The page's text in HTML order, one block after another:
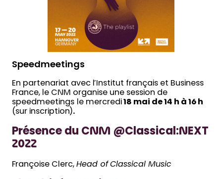
Speedmeetings
En partenariat avec l’Institut français et Business
France, le CNM organise une session de
speedmeetings
le mercredi18 mai de 14 h à 16 h
(sur inscription).
Présence du CNM @Classical:NEXT
2022
Françoise Clerc, Head of Classical Music